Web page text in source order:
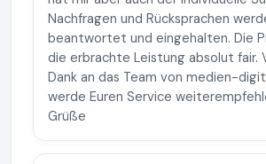
Nachfragen und Rücksprachen
beantwortet und eingehalten. Die
die erbrachte Leistung absolut fair.
Dank an das Team von medien-
werde Euren Service
Grüße